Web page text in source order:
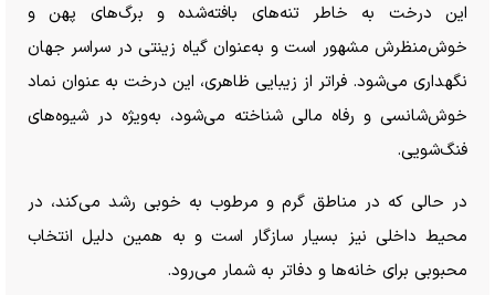
این درخت به خاطر تنه‌های بافته‌شده و برگ‌های پهن و
خوش‌منظرش مشهور است و به‌عنوان گیاه زینتی در سراسر جهان
نگهداری می‌شود. فراتر از زیبایی ظاهری، این درخت به عنوان نماد
خوش‌شانسی و رفاه مالی شناخته می‌شود، به‌ویژه در شیوه‌های
فنگ‌شویی.
در حالی که در مناطق گرم و مرطوب به خوبی رشد می‌کند، در
محیط داخلی نیز بسیار سازگار است و به همین دلیل انتخاب
محبوبی برای خانه‌ها و دفاتر به شمار می‌رود.